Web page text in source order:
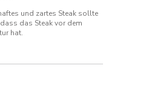
und zartes Steak sollte
das Steak vor dem
hat.